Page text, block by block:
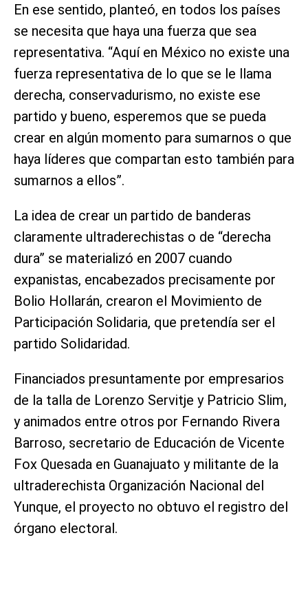
En ese sentido, planteó, en todos los países
se necesita que haya una fuerza que sea
representativa. “Aquí en México no existe una
fuerza representativa de lo que se le llama
derecha, conservadurismo, no existe ese
partido y bueno, esperemos que se pueda
crear en algún momento para sumarnos o que
haya líderes que compartan esto también para
sumarnos a ellos”.
La idea de crear un partido de banderas
claramente ultraderechistas o de “derecha
dura” se materializó en 2007 cuando
expanistas, encabezados precisamente por
Bolio Hollarán, crearon el Movimiento de
Participación Solidaria, que pretendía ser el
partido Solidaridad.
Financiados presuntamente por empresarios
de la talla de Lorenzo Servitje y Patricio Slim,
y animados entre otros por Fernando Rivera
Barroso, secretario de Educación de Vicente
Fox Quesada en Guanajuato y militante de la
ultraderechista Organización Nacional del
Yunque, el proyecto no obtuvo el registro del
órgano electoral.